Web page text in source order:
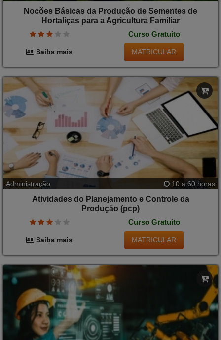
Noções Básicas da Produção de Sementes de
Hortaliças para a Agricultura Familiar
Curso Gratuito
Saiba mais MATRICULAR
Administração 10 a 60 horas
Atividades do Planejamento e Controle da
Produção (pcp)
Curso Gratuito
Saiba mais MATRICULAR